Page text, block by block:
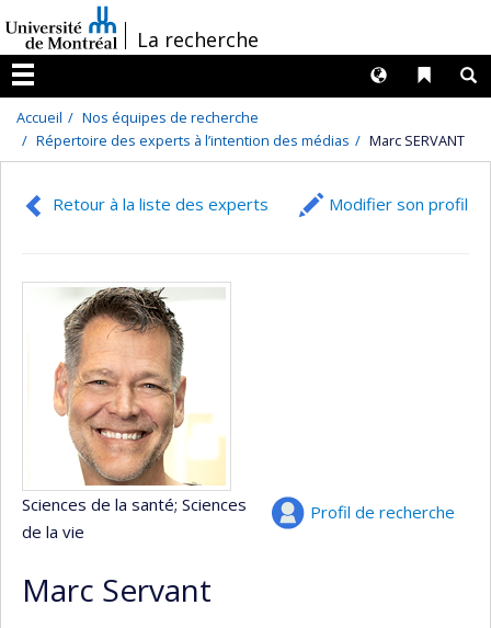
au
contenu
/La recherche
Menu
Liens
Langues
Accueil
Nos équipes de recherche
Répertoire des experts à l’intention des médias
Marc SERVANT
Retour à la liste des experts Modifier son profil
Profil de recherche
Sciences de la santé; Sciences
de la vie
Marc Servant